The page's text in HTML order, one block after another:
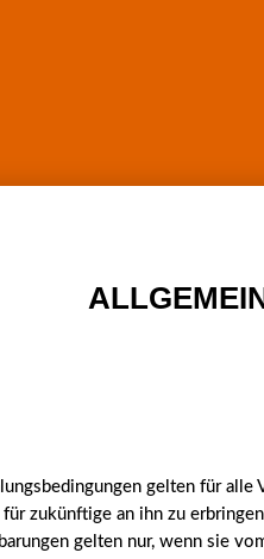
gelten für
zukünftige an ihn zu
gelten nur, wenn sie